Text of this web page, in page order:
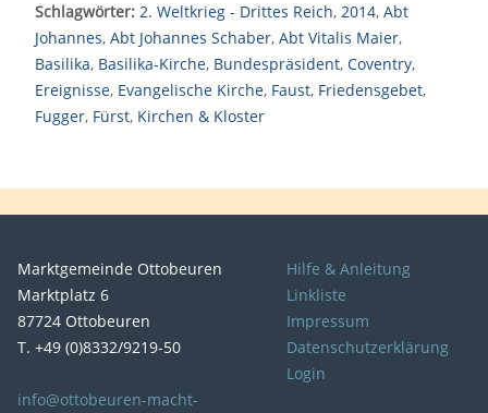
Schlagwörter: 2. Weltkrieg - Drittes Reich, 2014, Abt
Johannes, Abt Johannes Schaber, Abt Vitalis Maier,
Basilika, Basilika-Kirche, Bundespräsident, Coventry,
Ereignisse, Evangelische Kirche, Faust, Friedensgebet,
Fugger, Fürst, Kirchen & Kloster
Marktgemeinde Ottobeuren
Marktplatz 6
87724 Ottobeuren
T. +49 (0)8332/9219-50
info@ottobeuren-macht-
Hilfe & Anleitung
Linkliste
Impressum
Datenschutzerklärung
Login